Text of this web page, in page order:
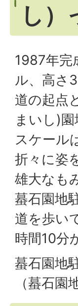
し）
1987年完
ル、高さ
道の起点
まいし)園
スケール
折々に姿
雄大なも
蟇石園地
道を歩い
時間10分
蟇石園地
（蟇石